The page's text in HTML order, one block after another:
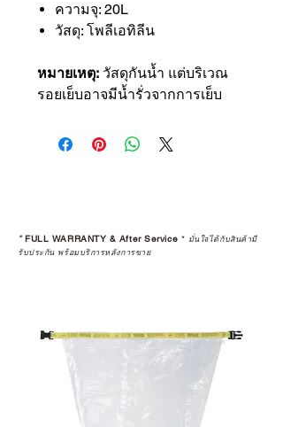
ความจุ: 20L
วัสดุ: โพลีเอทิลีน
หมายเหตุ: วัสดุกันน้ำ แต่บริเวณ
รอยเย็บอาจมีน้ำรั่วจากการเย็บ
*FULL WARRANTY & After Service * มั่นใจได้กับสินค้ามี
รับประกัน พร้อมบริการหลังการขาย